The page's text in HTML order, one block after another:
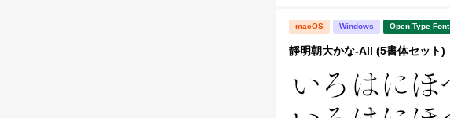
macOS Windows Open Type Font
靜明朝大かな-All (5書体セット)